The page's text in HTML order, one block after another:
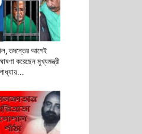
তদন্তের আগেই
করেছেন মুখ্যমন্ত্রী